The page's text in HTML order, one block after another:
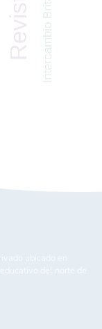
ubicado en
del norte de